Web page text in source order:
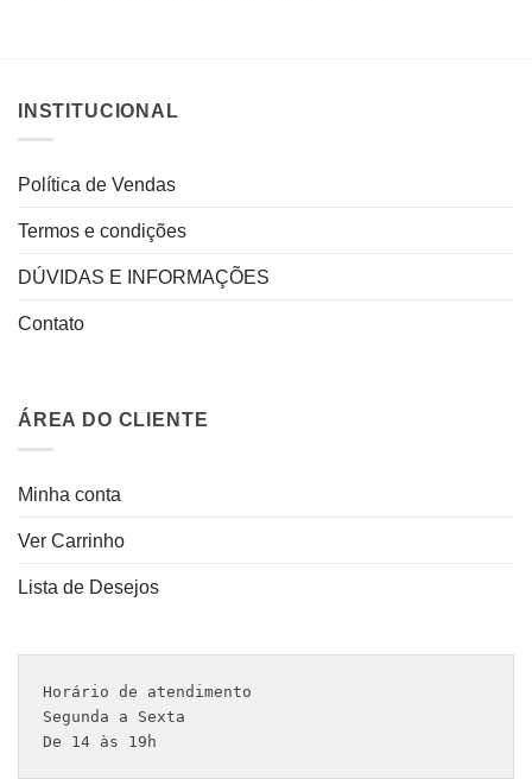
INSTITUCIONAL
Política de Vendas
Termos e condições
DÚVIDAS E INFORMAÇÕES
Contato
ÁREA DO CLIENTE
Minha conta
Ver Carrinho
Lista de Desejos
Horário de atendimento
Segunda a Sexta
De 14 às 19h